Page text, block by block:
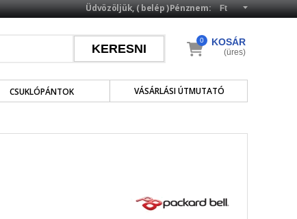
Pénznem:
Üdvözöljük, (belép)
CSUKLÓPÁNTOK VÁSÁRLÁSI ÚTMUTATÓ
KOSÁR
0
(üres)